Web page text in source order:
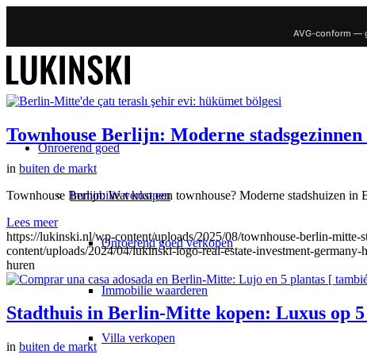
AVG-conform —
Onroerend goed
Immobilie verkopen
Onroerend goed verkopen
Immobilie waarderen
Villa verkopen
Townhouse Berlijn: Moderne
in buiten de markt
Townhouse Berlijn: Wat kost een townhouse? Moderne stadshuizen
Lees meer
https://lukinski.nl/wp-content/uploads/2025/08/townhouse-berlin-
content/uploads/2024/04/lukinski-logo-real-estate-investment-
huren
Stadthuis in Berlin-Mitte kopen: Luxus op
in buiten de markt